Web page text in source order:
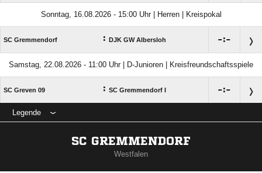
Sonntag, 16.08.2026 - 15:00 Uhr | Herren | Kreispokal
SC Gremmendorf : DJK GW Albersloh :
Samstag, 22.08.2026 - 11:00 Uhr | D-Junioren | Kreisfreundschaftsspiele
SC Greven 09 : SC Gremmendorf I :
Legende
SC GREMMENDORF
Westfalen